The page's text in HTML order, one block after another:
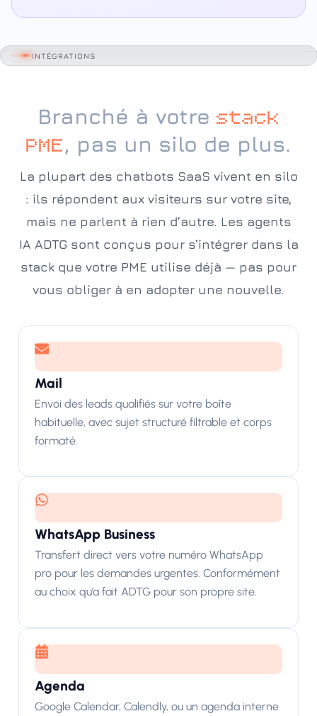
INTÉGRATIONS
Branché à votre stack
PME, pas un silo de plus.
La plupart des chatbots SaaS vivent en silo
: ils répondent aux visiteurs sur votre site,
mais ne parlent à rien d’autre. Les agents
IA ADTG sont conçus pour s’intégrer dans la
stack que votre PME utilise déjà — pas pour
vous obliger à en adopter une nouvelle.
Mail
Envoi des leads qualifiés sur votre boîte
habituelle, avec sujet structuré filtrable et corps
formaté.
WhatsApp Business
Transfert direct vers votre numéro WhatsApp
pro pour les demandes urgentes. Conformément
au choix qu’a fait ADTG pour son propre site.
Agenda
Google Calendar, Calendly, ou un agenda interne